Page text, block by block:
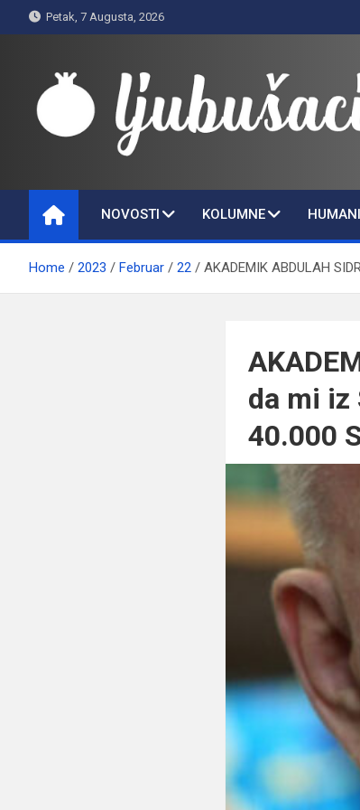
to
Petak, 7 Augusta, 2026
Ljubušaci
NOVOSTI KOLUMNE
Home 2023 Februar 22 AKADEMIK ABDULAH
da mi iz
40.000